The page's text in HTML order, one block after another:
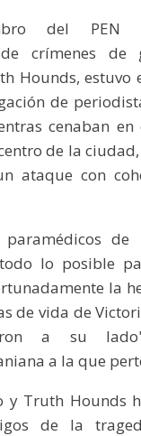
del PEN
de crímenes
Hounds, estuvo
de
cenaban en
de la
ataque con
de
lo posible
la
de vida de
a su
a la que
y Truth Hounds
de la